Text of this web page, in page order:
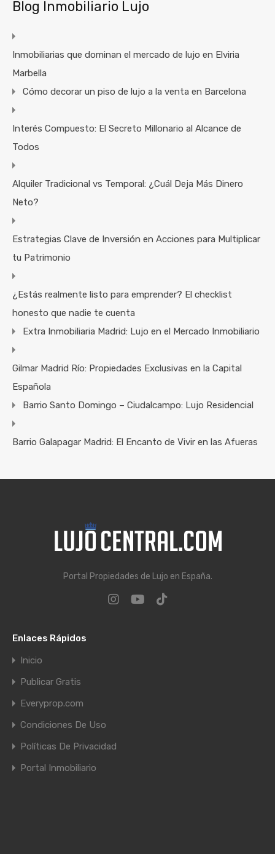
Blog Inmobiliario Lujo
Inmobiliarias que dominan el mercado de lujo en Elviria
Marbella
Cómo decorar un piso de lujo a la venta en Barcelona
Interés Compuesto: El Secreto Millonario al Alcance de
Todos
Alquiler Tradicional vs Temporal: ¿Cuál Deja Más Dinero
Neto?
Estrategias Clave de Inversión en Acciones para Multiplicar
tu Patrimonio
¿Estás realmente listo para emprender? El checklist
honesto que nadie te cuenta
Extra Inmobiliaria Madrid: Lujo en el Mercado Inmobiliario
Gilmar Madrid Río: Propiedades Exclusivas en la Capital
Española
Barrio Santo Domingo – Ciudalcampo: Lujo Residencial
Barrio Galapagar Madrid: El Encanto de Vivir en las Afueras
Portal Propiedades de Lujo en España.
Enlaces Rápidos
Inicio
Publicar Gratis
Everyprop.com
Condiciones De Uso
Políticas De Privacidad
Portal Inmobiliario